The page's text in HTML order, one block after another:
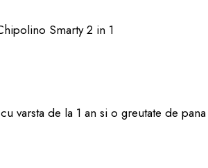
Smarty 2 in 1
varsta de la 1 an si o greutate de